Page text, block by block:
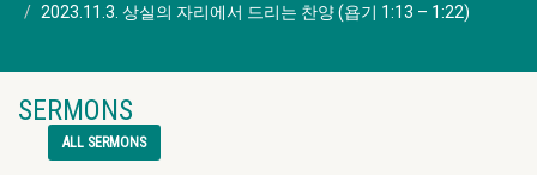
2023.11.3. 상실의 자리에서 드리는 찬양 (욥기 1:13 – 1:22)
SERMONS
ALL SERMONS